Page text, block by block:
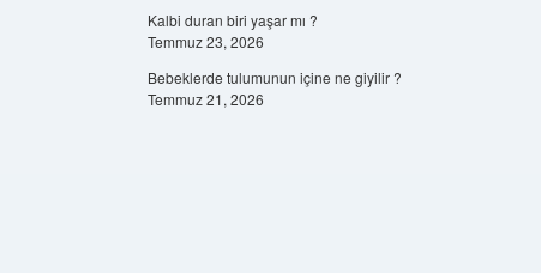
Kalbi duran biri yaşar mı ?
Temmuz 23, 2026
Bebeklerde tulumunun içine ne giyilir ?
Temmuz 21, 2026